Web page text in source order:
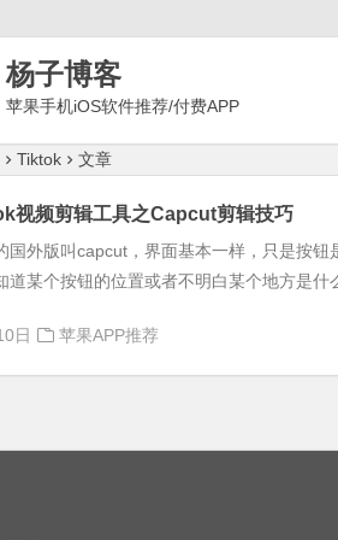
杨子博客
苹果手机iOS软件推荐/付费APP
Tiktok 文章
视频剪辑工具之Capcut剪辑技巧
国外版叫capcut，界面基本一样，只是按
道某个按钮的位置或者不明白某个地方是什
日 苹果APP推荐